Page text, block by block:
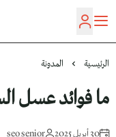
الرئيسية المدونة
ما فوائد عسل
30 أبريل 2025 seo senior